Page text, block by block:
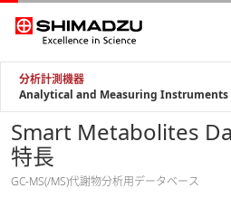
分析計測機器
Analytical and Measuring Instruments
Smart Metabolites
特長
GC-MS(/MS)代謝物分析用データベース